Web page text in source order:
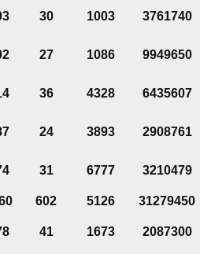
30 1003 3761740
27 1086 9949650
36 4328 6435607
24 3893 2908761
31 6777 3210479
602 5126
31279450
41 1673 2087300